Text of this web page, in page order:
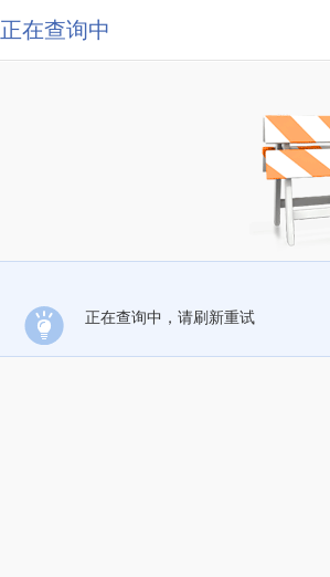
正在查询中
正在查询中，请刷新重试